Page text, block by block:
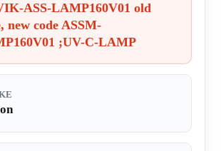
ASS-LAMP160V01 old
new code ASSM-
;UV-C-LAMP